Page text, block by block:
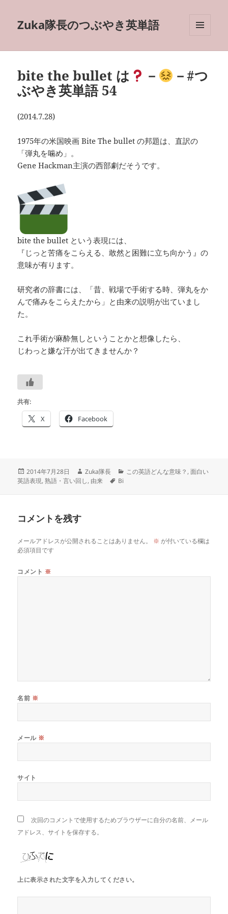
Zuka隊長のつぶやき英単語
ーとウ
bite the bullet は －
－#つ
ぶやき英単語 54
(2014.7.28)
1975年の米国映画 Bite The bullet の邦題は、直訳の
「弾丸を噛め」。
Gene Hackman主演の西部劇だそうです。
bite the bullet という表現には、
『じっと苦痛をこらえる、敢然と困難に立ち向かう』の
意味が有ります。
研究者の辞書には、「昔、戦場で手術する時、弾丸をか
んで痛みをこらえたから」と由来の説明が出ていまし
た。
これ手術が麻酔無しということかと想像したら、
じわっと嫌な汗が出てきませんか？
共有:
X Facebook
投
稿
2014年7月28日
作
成
Zuka隊長
カ
この英語どんな意味？ ,面白い
英語表現,熟語・言い回し, 由来
タ
Bi
コメントを残す
メールアドレスが公開されることはありません。 ※ が付いている欄は
必須項目です
コメント ※
名前 ※
メール ※
サイト
次回のコメントで使用するためブラウザーに自分の名前、メール
アドレス、サイトを保存する。
上に表示された文字を入力してください。